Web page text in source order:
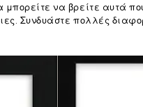
να βρείτε αυτά
Συνδυάστε πολλές